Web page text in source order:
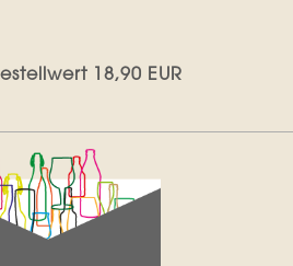
18,90 EUR